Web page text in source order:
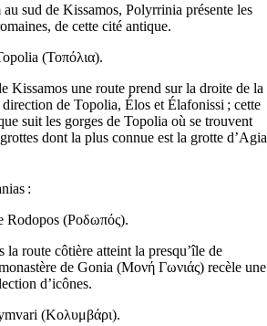
sud de Kissamos, Polyrrinia présente les
de cette cité antique.
(Τοπόλια).
Kissamos une route prend sur la droite de la
de Topolia, Élos et Élafonissi ; cette
suit les gorges de Topolia où se trouvent
dont la plus connue est la grotte d’Agia
:
Rodopos (Ροδωπός).
la route côtière atteint la presqu’île de
de Gonia (Μονή Γωνιάς) recèle une
d’icônes.
(Κολυμβάρι).